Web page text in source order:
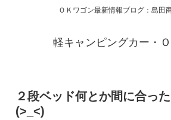
ＯＫワゴン最新情報ブログ：島田
軽キャンピングカー・
２段ベッド何とか間に合っ
(>_<)